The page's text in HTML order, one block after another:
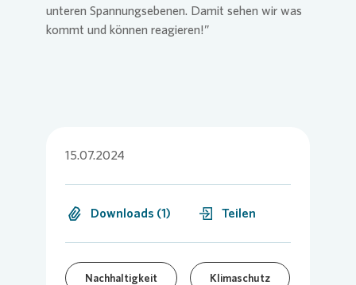
unteren Spannungsebenen. Damit sehen wir was
kommt und können reagieren!”
15.07.2024
Downloads (1) Teilen
Nachhaltigkeit Klimaschutz